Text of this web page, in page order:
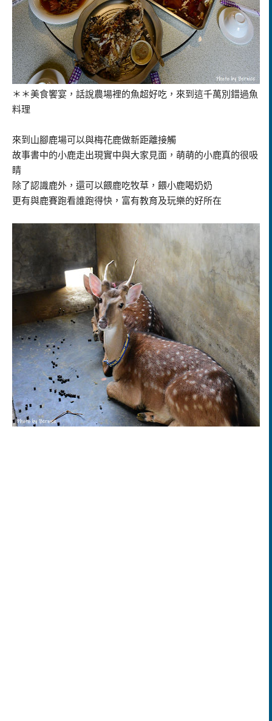
＊＊美食饗宴，話說農場裡的魚超好吃，來到這千萬別錯過魚
料理
來到山腳鹿場可以與梅花鹿做新距離接觸
故事書中的小鹿走出現實中與大家見面，萌萌的小鹿真的很吸
睛
除了認識鹿外，還可以餵鹿吃牧草，餵小鹿喝奶奶
更有與鹿賽跑看誰跑得快，富有教育及玩樂的好所在